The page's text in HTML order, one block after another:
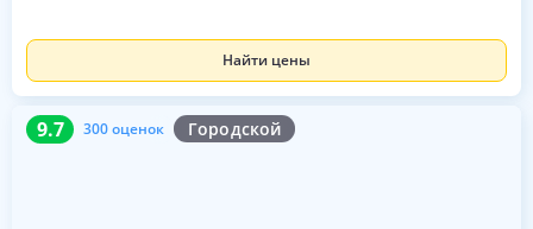
Найти цены
9.7 300 оценок Городской
9.7 300 оценок